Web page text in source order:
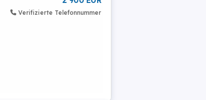
Verifizierte Telefonnummer